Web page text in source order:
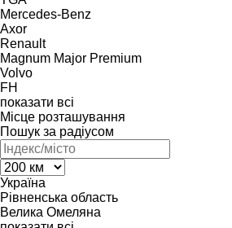
Mercedes-Benz
Axor
Renault
Magnum Major Premium
Volvo
FH
показати всі
Місце розташування
Пошук за радіусом
Україна
Рівненська область
Велика Омеляна